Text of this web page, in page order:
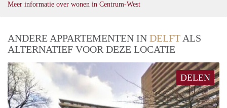
Meer informatie over wonen in Centrum-West
ANDERE APPARTEMENTEN IN DELFT ALS
ALTERNATIEF VOOR DEZE LOCATIE
DELEN